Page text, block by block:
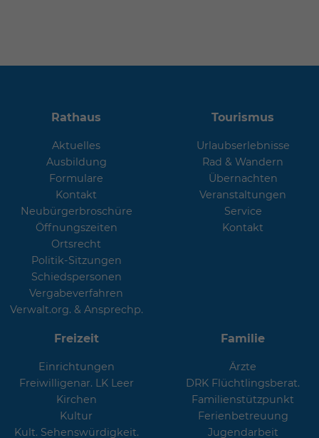
Rathaus
Aktuelles
Ausbildung
Formulare
Kontakt
Neubürgerbroschüre
Öffnungszeiten
Ortsrecht
Politik-Sitzungen
Schiedspersonen
Vergabeverfahren
Verwalt.org. & Ansprechp.
Tourismus
Urlaubserlebnisse
Rad & Wandern
Übernachten
Veranstaltungen
Service
Kontakt
Freizeit
Einrichtungen
Freiwilligenar. LK Leer
Kirchen
Kultur
Kult. Sehenswürdigkeit.
Familie
Ärzte
DRK Flüchtlingsberat.
Familienstützpunkt
Ferienbetreuung
Jugendarbeit